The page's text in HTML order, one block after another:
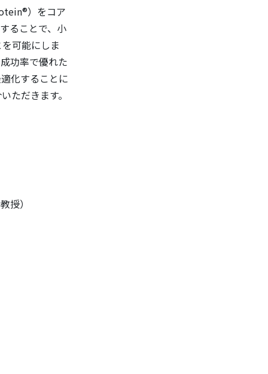
）をコア
ることで、小
可能にしま
功率で優れた
化することに
ただきます。
授）